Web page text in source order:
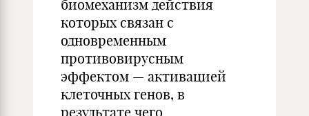
биомеханизм действия
которых связан с
одновременным
противовирусным
эффектом — активацией
клеточных генов, в
результате чего